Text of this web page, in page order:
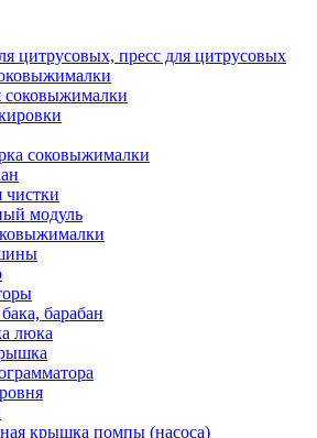
цитрусовых, пресс для цитрусовых
соковыжималки
соковыжималки
модуль
барабан
люка
крышка помпы (насоса)